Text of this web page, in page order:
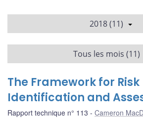
2018 (11)
Tous les mois (11)
The Framework for Risk
Identification and
Rapport technique n° 113 Cameron